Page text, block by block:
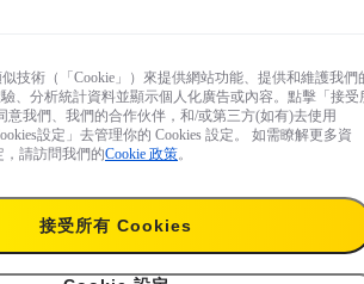
技術（「Cookie」）來提供網站功能、提供和維護我們
、分析統計資料並顯示個人化廣告或內容。點擊「接受
意我們、我們的合作伙伴，和/或第三方(如有)去使用
設定」去管理你的 Cookies 設定。 如需瞭解更多資
，請訪問我們的Cookie 政策。
接受所有 Cookies